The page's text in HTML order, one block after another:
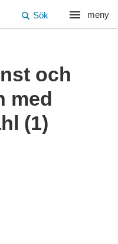
meny
Sök
och
med
(1)